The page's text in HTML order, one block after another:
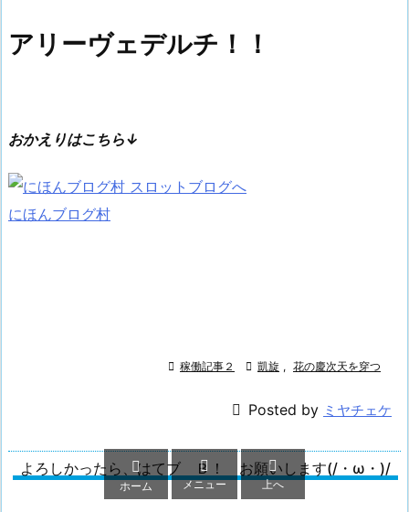
アリーヴェデルチ！！
おかえりはこちら↓
にほんブログ村
 稼働記事２  凱旋 , 花の慶次天を穿つ
 Posted by ミヤチェケ
よろしかったら、はてブ Ｂ！ お願いします(/・ω・)/

ホーム

メニュー

上へ